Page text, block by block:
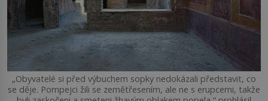
„Obyvatelé si před výbuchem sopky nedokázali představit, co
se děje. Pompejci žili se zemětřesením, ale ne s erupcemi, takže